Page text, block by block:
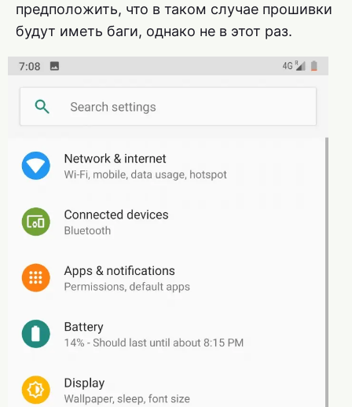
предположить, что в таком случае прошивки
будут иметь баги, однако не в этот раз.